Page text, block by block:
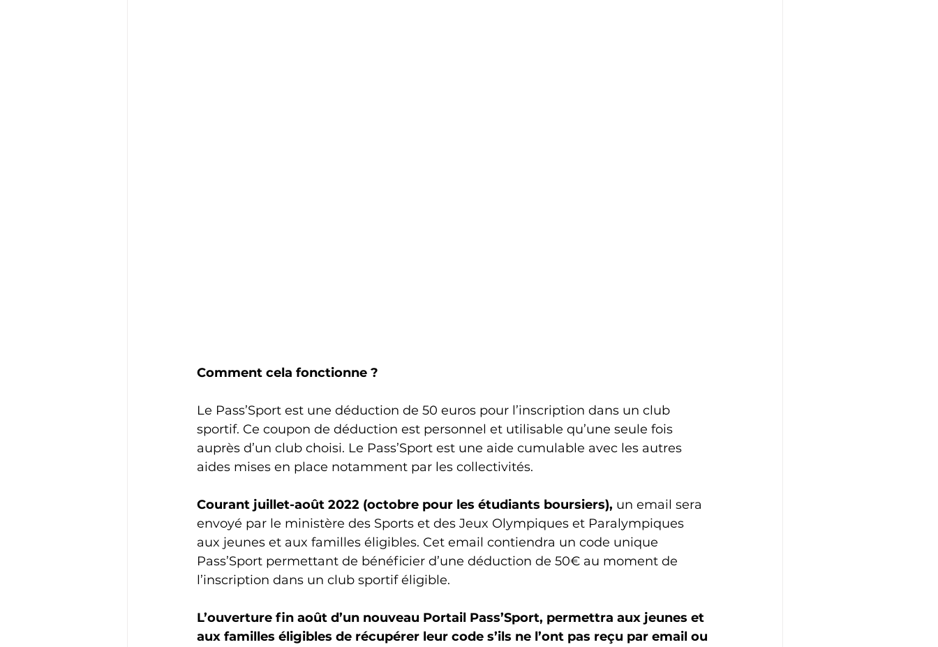
Comment cela fonctionne ?
Le Pass’Sport est une déduction de 50 euros pour l’inscription dans un club
sportif. Ce coupon de déduction est personnel et utilisable qu’une seule fois
auprès d’un club choisi. Le Pass’Sport est une aide cumulable avec les autres
aides mises en place notamment par les collectivités.
Courant juillet-août 2022 (octobre pour les étudiants boursiers), un email sera
envoyé par le ministère des Sports et des Jeux Olympiques et Paralympiques
aux jeunes et aux familles éligibles. Cet email contiendra un code unique
Pass’Sport permettant de bénéficier d’une déduction de 50€ au moment de
l’inscription dans un club sportif éligible.
L’ouverture fin août d’un nouveau Portail Pass’Sport, permettra aux jeunes et
aux familles éligibles de récupérer leur code s’ils ne l’ont pas reçu par email ou